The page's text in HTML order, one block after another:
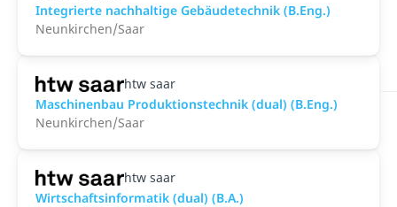
Integrierte nachhaltige Gebäudetechnik (B.Eng.)
Neunkirchen/Saar
htw saar
Maschinenbau Produktionstechnik (dual) (B.Eng.)
Neunkirchen/Saar
htw saar
Wirtschaftsinformatik (dual) (B.A.)